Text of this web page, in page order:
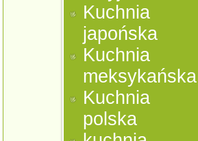
Kuchnia
japońska
Kuchnia
meksykańska
Kuchnia
polska